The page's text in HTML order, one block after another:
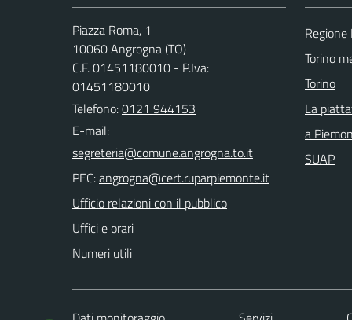
Piazza Roma, 1
10060 Angrogna (TO)
C.F. 01451180010 - P.Iva:
01451180010
Telefono:0121 944153
E-mail:
PEC:
Ufficio relazioni con il pubblico
Uffici e orari
Numeri utili
Torino
Torino
La
a
SUAP